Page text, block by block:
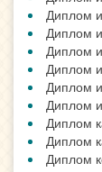
Диплом
Диплом
Диплом
Диплом
Диплом
Диплом
Диплом
Диплом
Диплом